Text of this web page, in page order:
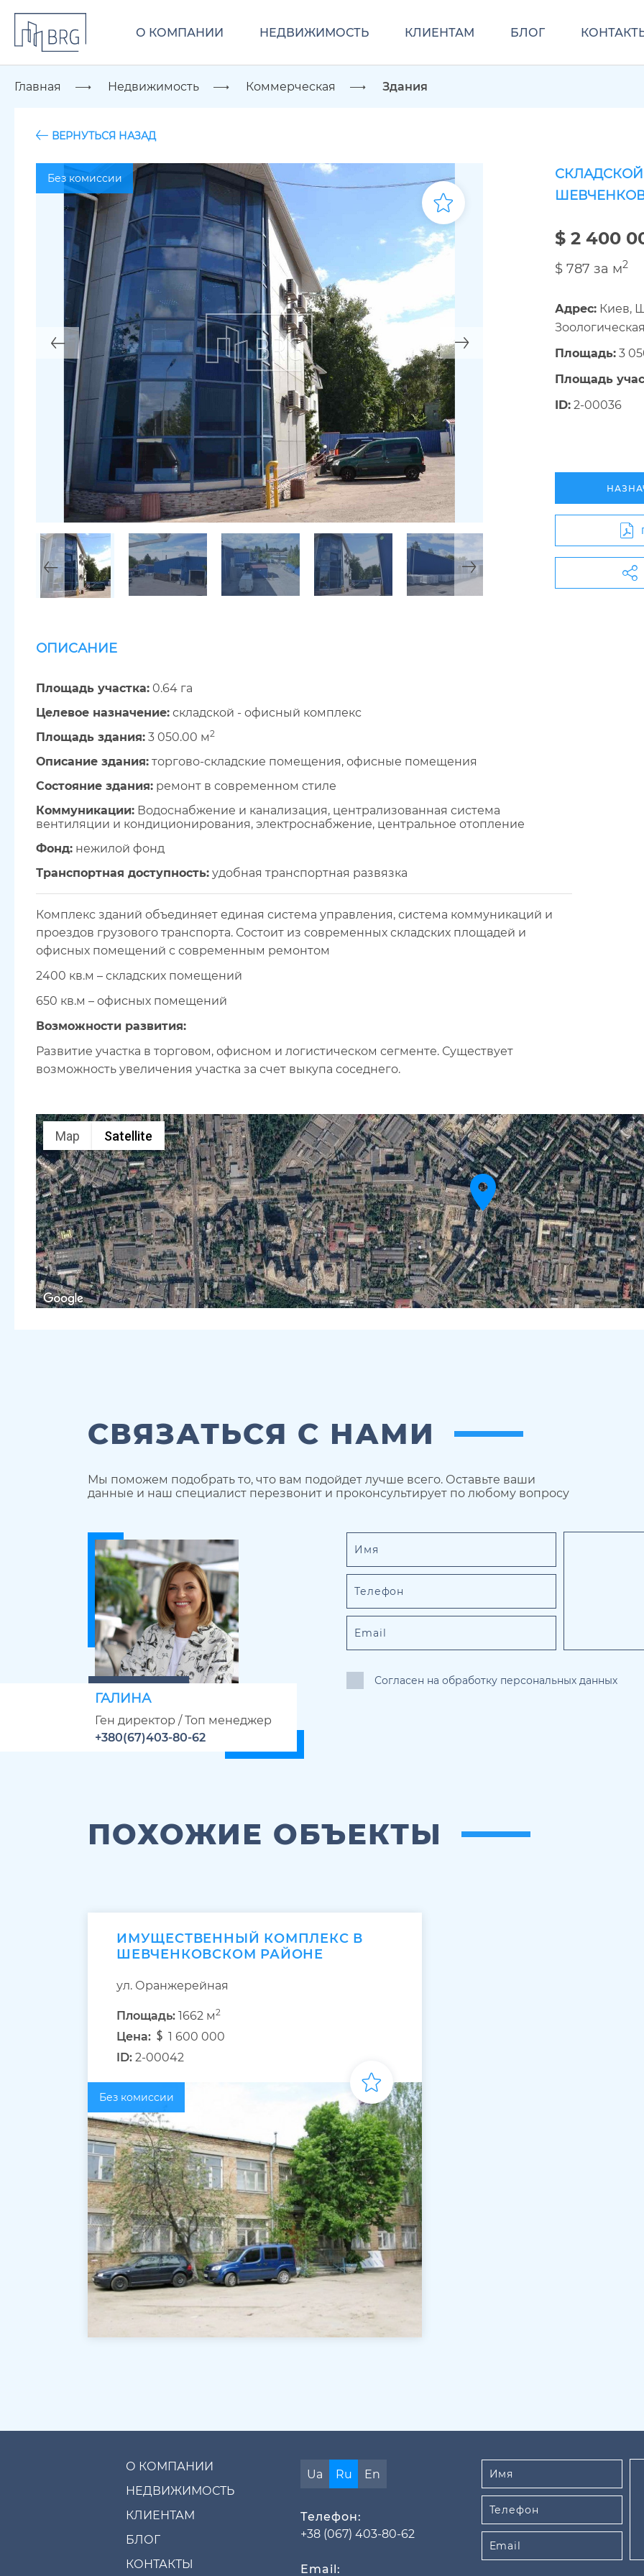
О КОМПАНИИ НЕДВИЖИМОСТЬ КЛИЕНТАМ БЛОГ
Главная Недвижимость Коммерческая Здания
ВЕРНУТЬСЯ НАЗАД
Без комиссии
$ 2 400
$ 787 за м2
Адрес: Киев,
Зоологическая
Площадь: 3
Площадь
ID: 2-00036
ОПИСАНИЕ
Площадь участка: 0.64 га
Целевое назначение: складской - офисный комплекс
Площадь здания: 3 050.00 м2
Описание здания: торгово-складские помещения, офисные помещения
Состояние здания: ремонт в современном стиле
Коммуникации: Водоснабжение и канализация, централизованная система
вентиляции и кондиционирования, электроснабжение, центральное отопление
Фонд: нежилой фонд
Транспортная доступность: удобная транспортная развязка
Комплекс зданий объединяет единая система управления, система коммуникаций и
проездов грузового транспорта. Состоит из современных складских площадей и
офисных помещений с современным ремонтом
2400 кв.м – складских помещений
650 кв.м – офисных помещений
Возможности развития:
Развитие участка в торговом, офисном и логистическом сегменте. Существует
возможность увеличения участка за счет выкупа соседнего.
Map Satellite
СВЯЗАТЬСЯ С НАМИ
Мы поможем подобрать то, что вам подойдет лучше всего. Оставьте ваши
данные и наш специалист перезвонит и проконсультирует по любому вопросу
ГАЛИНА
Ген директор / Топ менеджер
+380(67)403-80-62
Согласен на обработку персональных данных
ПОХОЖИЕ ОБЪЕКТЫ
ИМУЩЕСТВЕННЫЙ КОМПЛЕКС В
ШЕВЧЕНКОВСКОМ РАЙОНЕ
ул. Оранжерейная
Площадь: 1662 м2
Цена:
1 600 000
ID: 2-00042
Без комиссии
О КОМПАНИИ
НЕДВИЖИМОСТЬ
КЛИЕНТАМ
БЛОГ
КОНТАКТЫ
Ua Ru En
Телефон:
+38 (067) 403-80-62
Email: